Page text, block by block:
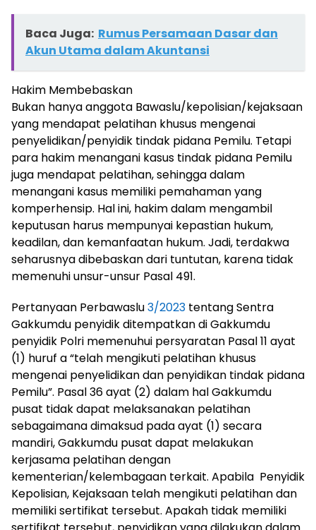
Baca Juga: Rumus Persamaan Dasar dan
Akun Utama dalam Akuntansi
Hakim Membebaskan
Bukan hanya anggota Bawaslu/kepolisian/kejaksaan
yang mendapat pelatihan khusus mengenai
penyelidikan/penyidik tindak pidana Pemilu. Tetapi
para hakim menangani kasus tindak pidana Pemilu
juga mendapat pelatihan, sehingga dalam
menangani kasus memiliki pemahaman yang
komperhensip. Hal ini, hakim dalam mengambil
keputusan harus mempunyai kepastian hukum,
keadilan, dan kemanfaatan hukum. Jadi, terdakwa
seharusnya dibebaskan dari tuntutan, karena tidak
memenuhi unsur-unsur Pasal 491.
Pertanyaan Perbawaslu3/2023 tentang Sentra
Gakkumdu penyidik ditempatkan di Gakkumdu
penyidik Polri memenuhui persyaratan Pasal 11 ayat
(1) huruf a “telah mengikuti pelatihan khusus
mengenai penyelidikan dan penyidikan tindak pidana
Pemilu”. Pasal 36 ayat (2) dalam hal Gakkumdu
pusat tidak dapat melaksanakan pelatihan
sebagaimana dimaksud pada ayat (1) secara
mandiri, Gakkumdu pusat dapat melakukan
kerjasama pelatihan dengan
kementerian/kelembagaan terkait. Apabila Penyidik
Kepolisian, Kejaksaan telah mengikuti pelatihan dan
memiliki sertifikat tersebut. Apakah tidak memiliki